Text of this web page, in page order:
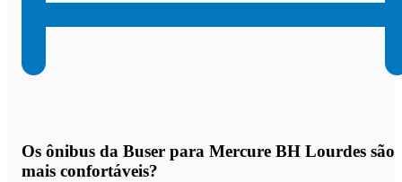
Os ônibus da Buser para Mercure BH Lourdes são
mais confortáveis?